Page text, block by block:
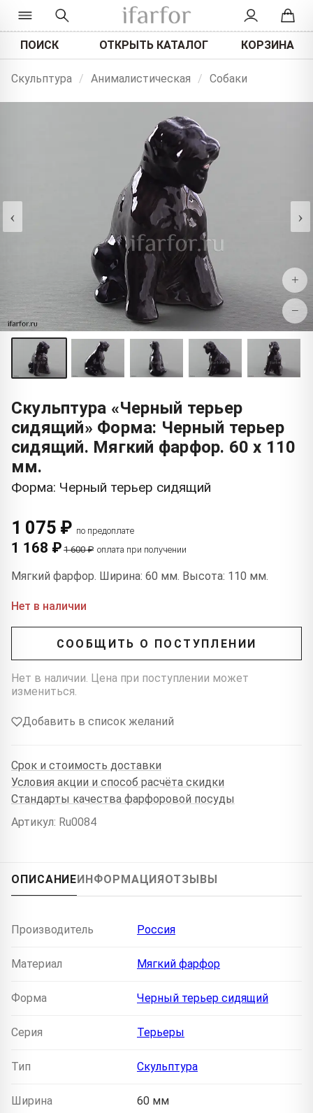
ПОИСК ОТКРЫТЬ КАТАЛОГ КОРЗИНА
Скульптура / Анималистическая / Собаки
‹ ›
+
−
Скульптура «Черный терьер
сидящий» Форма: Черный терьер
сидящий. Мягкий фарфор. 60 x 110
мм.
Форма: Черный терьер сидящий
1 075 ₽ по предоплате
1 168 ₽ 1 600 ₽ оплата при получении
Мягкий фарфор. Ширина: 60 мм. Высота: 110 мм.
Нет в наличии
СООБЩИТЬ О ПОСТУПЛЕНИИ
Нет в наличии. Цена при поступлении может
измениться.
Добавить в список желаний
Срок и стоимость доставки
Условия акции и способ расчёта скидки
Стандарты качества фарфоровой посуды
Артикул: Ru0084
ОПИСАНИЕ ИНФОРМАЦИЯ ОТЗЫВЫ
Производитель Россия
Материал Мягкий фарфор
Форма Черный терьер сидящий
Серия Терьеры
Тип Скульптура
Ширина 60 мм